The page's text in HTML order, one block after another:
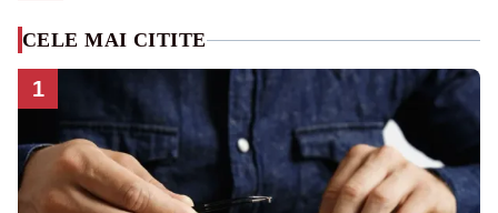
CELE MAI CITITE
1